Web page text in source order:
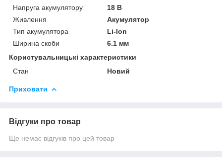
Напруга акумулятору
18 В
Живлення
Акумулятор
Тип акумулятора
Li-Ion
Ширина скоби
6.1 мм
Користувальницькі характеристики
Стан
Новий
Приховати
Відгуки про товар
Ще немає відгуків про цей товар